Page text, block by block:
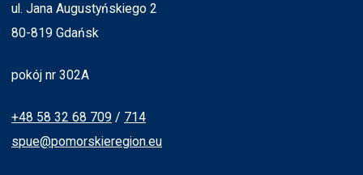
ul. Jana Augustyńskiego 2
80-819 Gdańsk
pokój nr 302A
+48 58 32 68 709 / 714
spue@pomorskieregion.eu